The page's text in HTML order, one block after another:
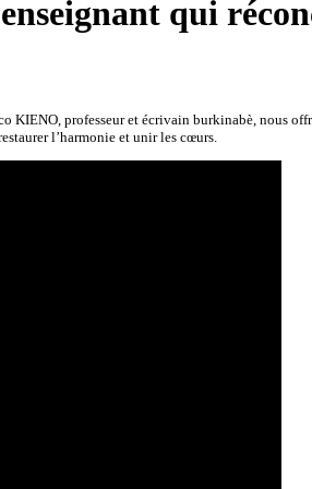
qui
professeur et écrivain burkinabè, nous
l’harmonie et unir les cœurs.